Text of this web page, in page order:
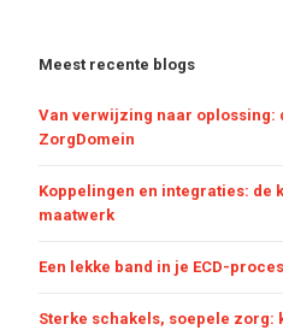
Meest recente blogs
Van verwijzing naar oplossing:
ZorgDomein
Koppelingen en integraties: de
maatwerk
Een lekke band in je ECD-
Sterke schakels, soepele zorg: